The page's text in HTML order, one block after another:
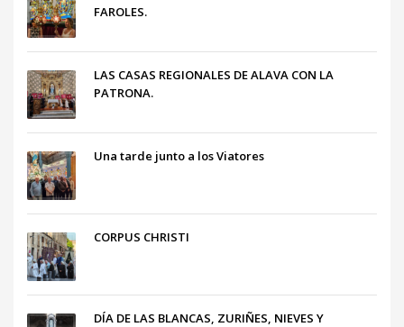
FAROLES.
LAS CASAS REGIONALES DE ALAVA CON LA
PATRONA.
Una tarde junto a los Viatores
CORPUS CHRISTI
DÍA DE LAS BLANCAS, ZURIÑES, NIEVES Y